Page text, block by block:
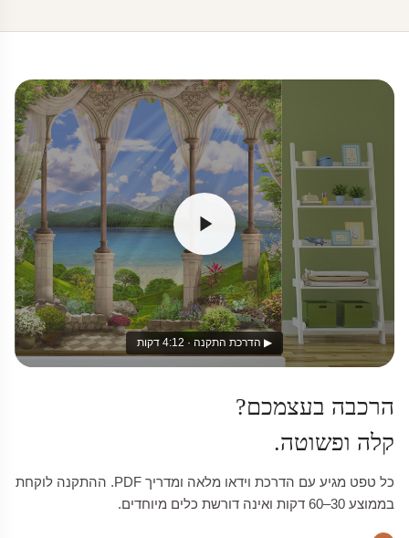
▶ הדרכת התקנה · 4:12 דקות
הרכבה בעצמכם?
קלה ופשוטה.
כל טפט מגיע עם הדרכת וידאו מלאה ומדריך PDF. ההתקנה לוקחת
בממוצע 30–60 דקות ואינה דורשת כלים מיוחדים.